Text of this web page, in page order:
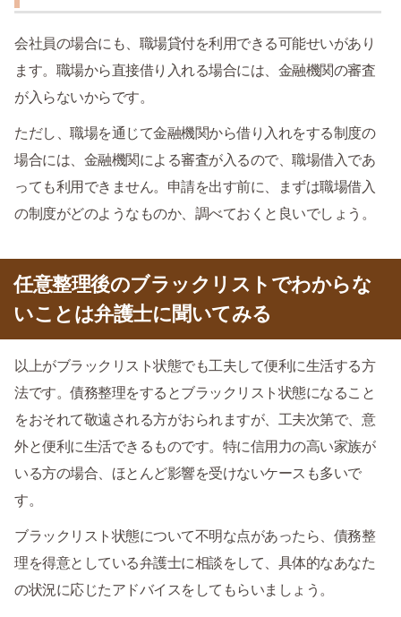
会社員の場合にも、職場貸付を利用できる可能せいがあり
ます。職場から直接借り入れる場合には、金融機関の審査
が入らないからです。
ただし、職場を通じて金融機関から借り入れをする制度の
場合には、金融機関による審査が入るので、職場借入であ
っても利用できません。申請を出す前に、まずは職場借入
の制度がどのようなものか、調べておくと良いでしょう。
任意整理後のブラックリストでわからな
いことは弁護士に聞いてみる
以上がブラックリスト状態でも工夫して便利に生活する方
法です。債務整理をするとブラックリスト状態になること
をおそれて敬遠される方がおられますが、工夫次第で、意
外と便利に生活できるものです。特に信用力の高い家族が
いる方の場合、ほとんど影響を受けないケースも多いで
す。
ブラックリスト状態について不明な点があったら、債務整
理を得意としている弁護士に相談をして、具体的なあなた
の状況に応じたアドバイスをしてもらいましょう。